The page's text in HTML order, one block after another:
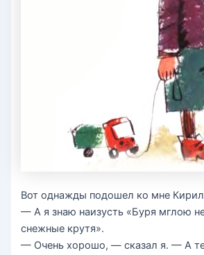
Вот однажды подошел ко мне
— А я знаю наизусть «Буря мглою
снежные крутя».
— Очень хорошо, — сказал я. — А